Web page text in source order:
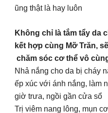
ũng thật là hay luôn
Không chỉ là tắm tẩy da
kết hợp cùng Mỡ Trăn,
chăm sóc cơ thể vô
Nhả nắng cho da bị cháy
ếp xúc với ánh nắng, làm
giờ trưa, ngồi gần cửa sổ
Trị viêm nang lông, mụn